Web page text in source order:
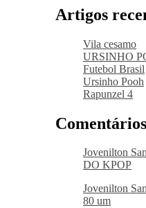
Artigos
Vila cesamo
URSINHO
Futebol Brasil
Ursinho Pooh
Rapunzel 4
Jovenilton
DO KPOP
Jovenilton
80 um